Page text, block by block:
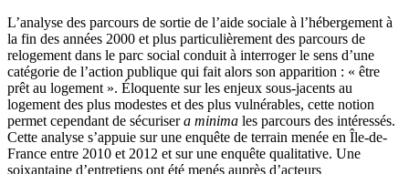
L’analyse des parcours de sortie de l’aide sociale à l’hébergement à
la fin des années 2000 et plus particulièrement des parcours de
relogement dans le parc social conduit à interroger le sens d’une
catégorie de l’action publique qui fait alors son apparition : « être
prêt au logement ». Éloquente sur les enjeux sous-jacents au
logement des plus modestes et des plus vulnérables, cette notion
permet cependant de sécurisera minima les parcours des intéressés.
Cette analyse s’appuie sur une enquête de terrain menée en Île-de-
France entre 2010 et 2012 et sur une enquête qualitative. Une
soixantaine d’entretiens ont été menés auprès d’acteurs